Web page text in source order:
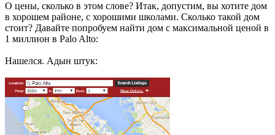
О цены, сколько в этом слове? Итак, допустим, вы хотите дом
в хорошем районе, с хорошими школами. Сколько такой дом
стоит? Давайте попробуем найти дом с максимальной ценой в
1 миллион в Palo Alto:
Нашелся. Адын штук: